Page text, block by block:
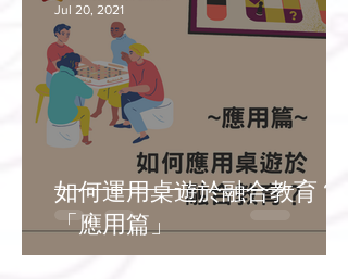
如何運用桌遊於融合教育？
「應用篇」
Jul 20, 2021